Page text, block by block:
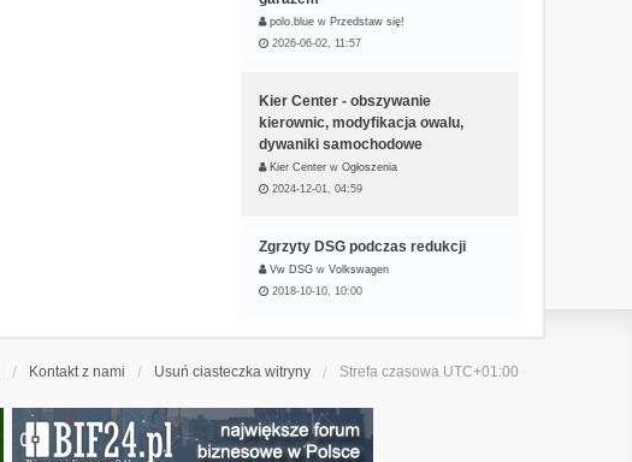
polo.blue w Przedstaw się!
2026-06-02, 11:57
Kier Center - obszywanie
kierownic, modyfikacja owalu,
dywaniki samochodowe
Kier Center w Ogłoszenia
2024-12-01, 04:59
Zgrzyty DSG podczas redukcji
Vw DSG w Volkswagen
2018-10-10, 10:00
Kontakt z nami Usuń ciasteczka witryny Strefa czasowa UTC+01:00